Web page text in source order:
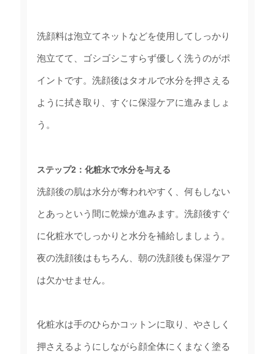
洗顔料は泡立てネットなどを使用してしっかり
泡立てて、ゴシゴシこすらず優しく洗うのがポ
イントです。洗顔後はタオルで水分を押さえる
ように拭き取り、すぐに保湿ケアに進みましょ
う。
ステップ2：化粧水で水分を与える
洗顔後の肌は水分が奪われやすく、何もしない
とあっという間に乾燥が進みます。洗顔後すぐ
に化粧水でしっかりと水分を補給しましょう。
夜の洗顔後はもちろん、朝の洗顔後も保湿ケア
は欠かせません。
化粧水は手のひらかコットンに取り、やさしく
押さえるようにしながら顔全体にくまなく塗る